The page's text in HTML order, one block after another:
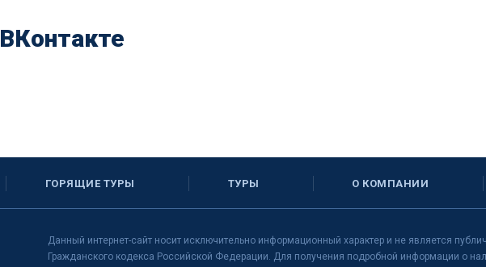
ВКонтакте
ГОРЯЩИЕ ТУРЫ ТУРЫ О КОМПАНИИ
Данный интернет-сайт носит исключительно информационный характер и не является
Гражданского кодекса Российской Федерации. Для получения подробной информации о